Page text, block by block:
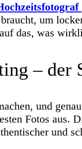
um
das, was
– der
und
Fotos aus.
und